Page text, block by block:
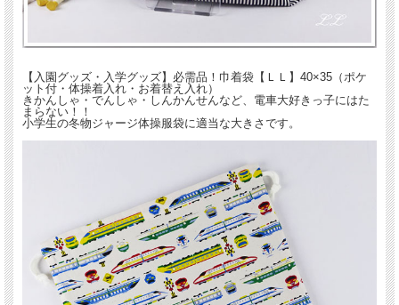
【入園グッズ・入学グッズ】必需品！巾着袋【ＬＬ】40×35（ポケ
ット付・体操着入れ・お着替え入れ）
きかんしゃ・でんしゃ・しんかんせんなど、電車大好きっ子にはた
まらない！！
小学生の冬物ジャージ体操服袋に適当な大きさです。